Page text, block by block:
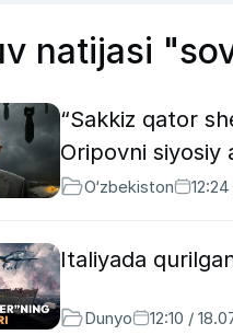
natijasi
“Sakkiz qator
Oripovni siyosiy
O‘zbekiston
Italiyada
Dunyo 12:10 /